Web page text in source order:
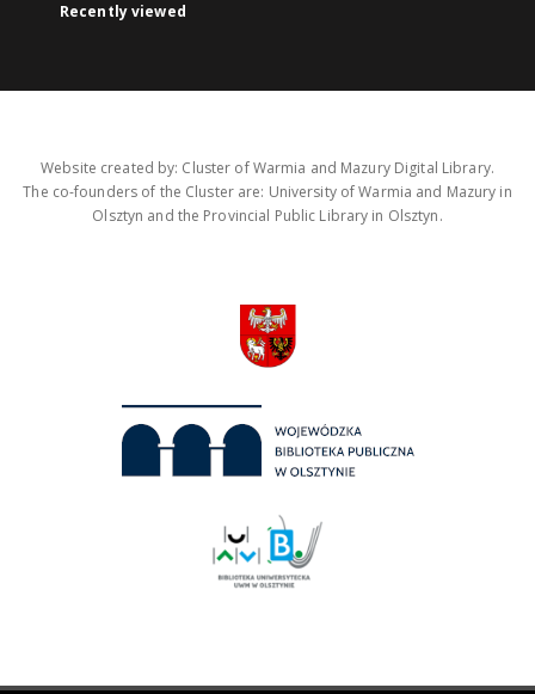
Recently viewed
Website created by: Cluster of Warmia and Mazury Digital Library.
The co-founders of the Cluster are: University of Warmia and Mazury in
Olsztyn and the Provincial Public Library in Olsztyn.